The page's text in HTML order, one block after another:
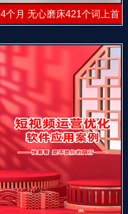
4个月 无心磨床421个词上首